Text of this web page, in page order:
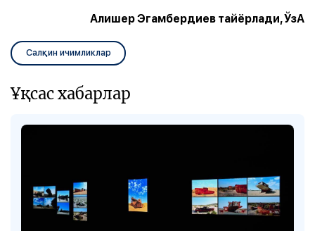
Алишер Эгамбердиев тайёрлади, ЎзА
Салқин ичимликлар
Ұқсас хабарлар